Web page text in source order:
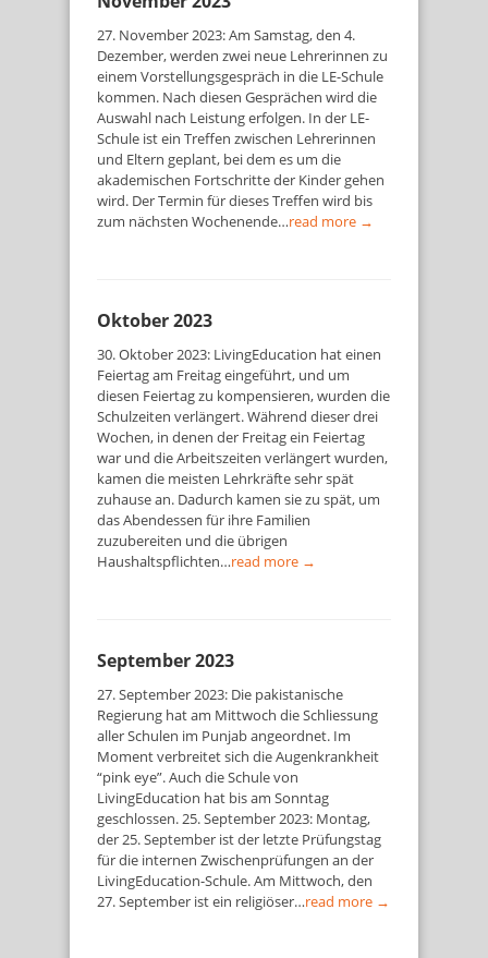
27. November 2023: Am Samstag, den 4.
Dezember, werden zwei neue Lehrerinnen zu
einem Vorstellungsgespräch in die LE-Schule
kommen. Nach diesen Gesprächen wird die
Auswahl nach Leistung erfolgen. In der LE-
Schule ist ein Treffen zwischen Lehrerinnen
und Eltern geplant, bei dem es um die
akademischen Fortschritte der Kinder gehen
wird. Der Termin für dieses Treffen wird bis
zum nächsten Wochenende…read more →
Oktober 2023
30. Oktober 2023: LivingEducation hat einen
Feiertag am Freitag eingeführt, und um
diesen Feiertag zu kompensieren, wurden die
Schulzeiten verlängert. Während dieser drei
Wochen, in denen der Freitag ein Feiertag
war und die Arbeitszeiten verlängert wurden,
kamen die meisten Lehrkräfte sehr spät
zuhause an. Dadurch kamen sie zu spät, um
das Abendessen für ihre Familien
zuzubereiten und die übrigen
Haushaltspflichten…read more →
September 2023
27. September 2023: Die pakistanische
Regierung hat am Mittwoch die Schliessung
aller Schulen im Punjab angeordnet. Im
Moment verbreitet sich die Augenkrankheit
“pink eye”. Auch die Schule von
LivingEducation hat bis am Sonntag
geschlossen. 25. September 2023: Montag,
der 25. September ist der letzte Prüfungstag
für die internen Zwischenprüfungen an der
LivingEducation-Schule. Am Mittwoch, den
27. September ist ein religiöser…read more →